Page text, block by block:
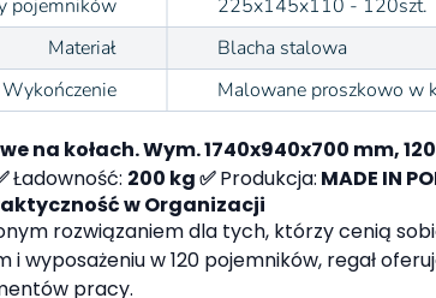
pojemników
225x145x110 - 120szt.
Materiał
Blacha stalowa
Wykończenie
Malowane proszkowo w
na kołach. Wym. 1740x940x700 mm,
Ładowność: 200 kg ✅Produkcja: MADE IN
w Organizacji
rozwiązaniem dla tych, którzy cenią
wyposażeniu w 120 pojemników, regał
pracy.